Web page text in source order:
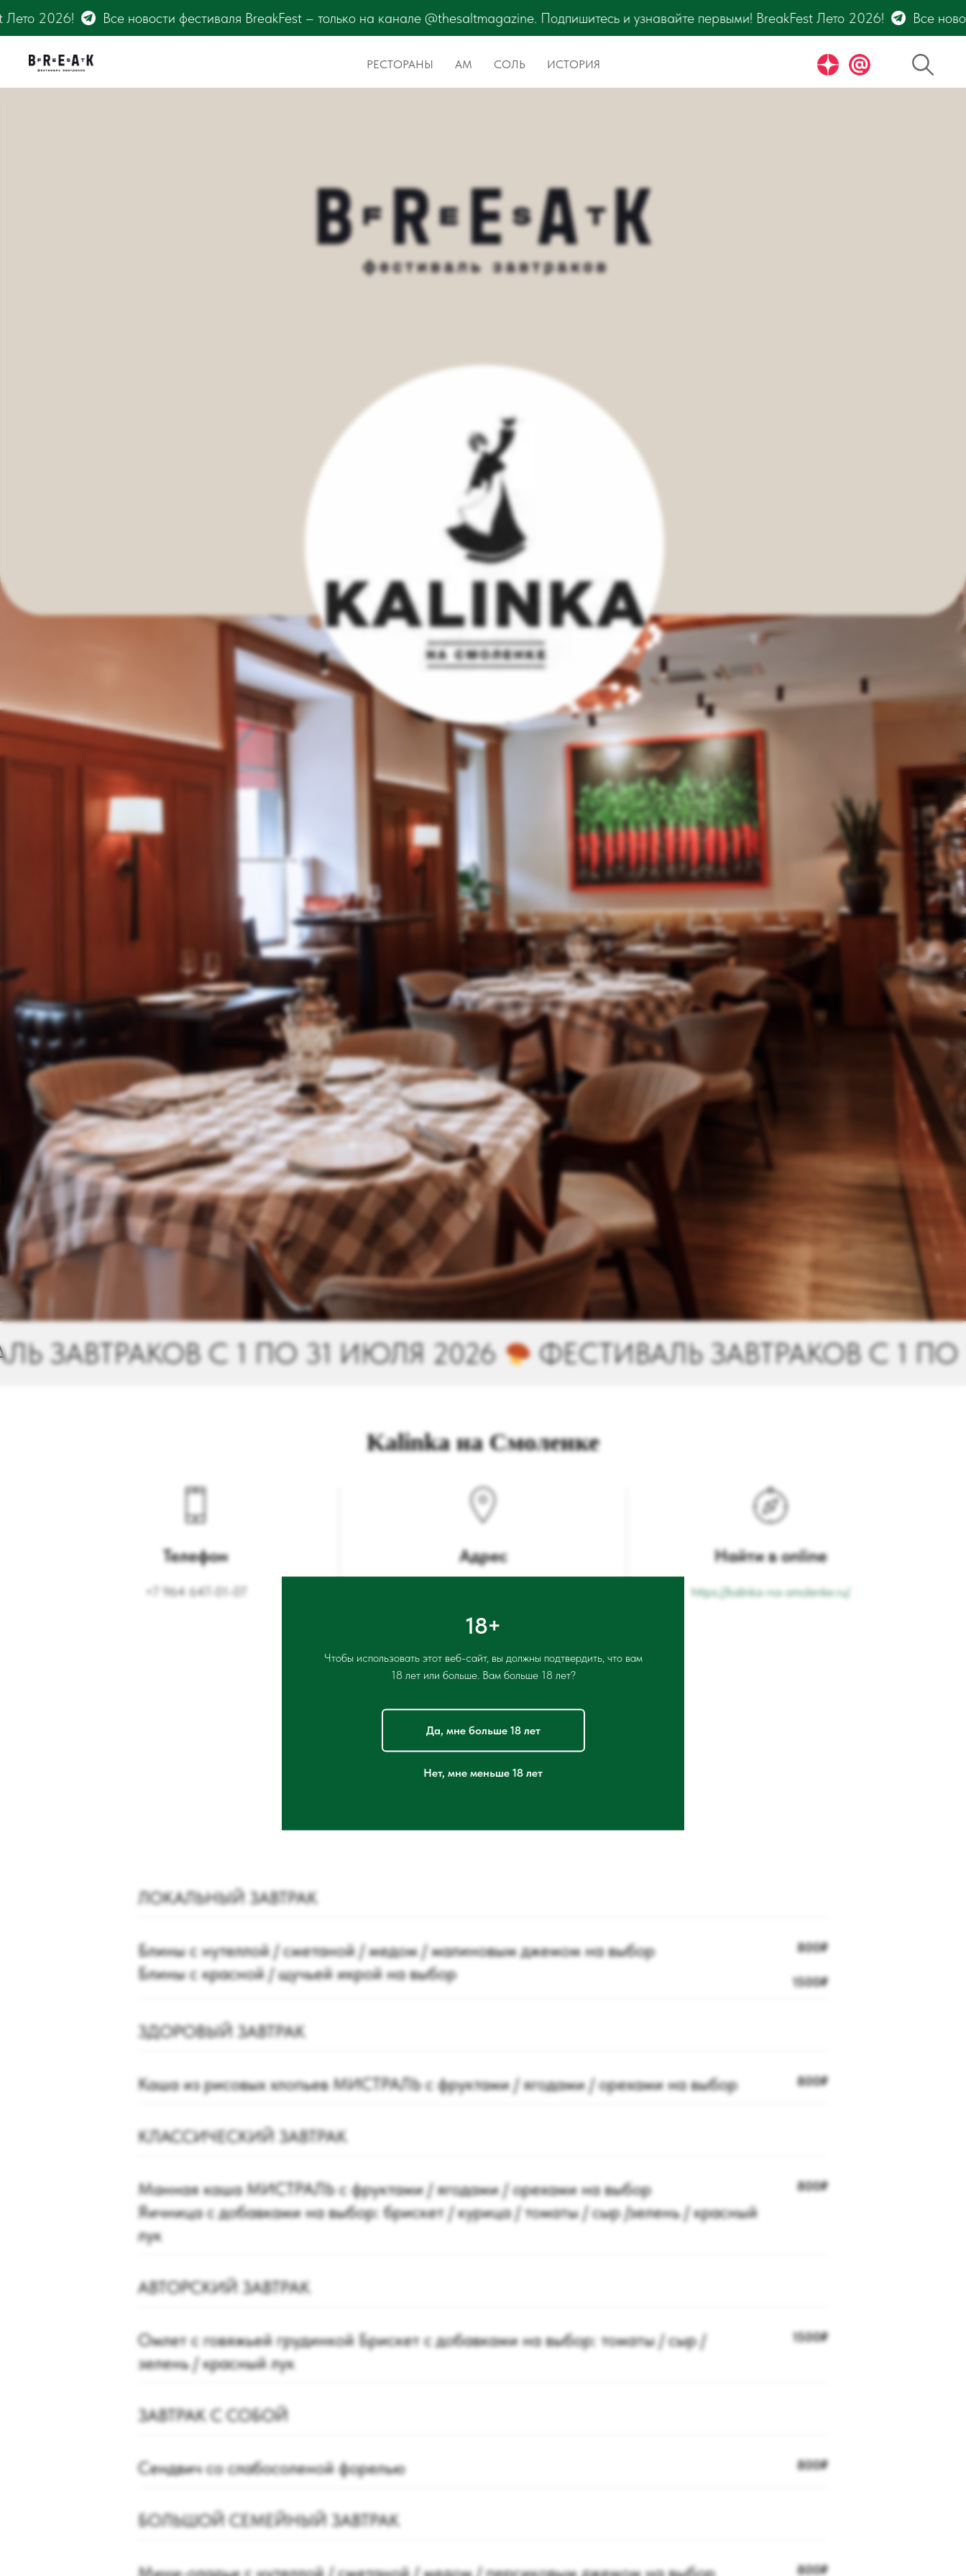
BreakFest – только на канале @thesaltmagazine. Подпишитесь и узнавайте первыми! BreakFest Лето 2026! Все новости фестиваля BreakFest –
РЕСТОРАНЫ АМ СОЛЬ ИСТОРИЯ
18+
Чтобы использовать этот веб-сайт, вы должны подтвердить, что вам
18 лет или больше. Вам больше 18 лет?
Да, мне больше 18 лет
Нет, мне меньше 18 лет
1 ПО 31 ИЮЛЯ 2026 ФЕСТИВАЛЬ ЗАВТРАКОВ С 1 ПО 31 ИЮЛЯ 2026
Kalinka на Смоленке
Телефон
+7 964 647-01-07
Адрес Найти в online
https://kalinka-na-smolenke.ru/
Режим работы фестивального меню:
с 11:00 до 13:00
ЛОКАЛЬНЫЙ ЗАВТРАК
Блины с нутеллой / сметаной / медом / малиновым джемом на выбор
Блины с красной / щучьей икрой на выбор
800₽
1500₽
ЗДОРОВЫЙ ЗАВТРАК
Каша из рисовых хлопьев МИСТРАЛЬ с фруктами / ягодами / орехами на выбор 800₽
КЛАССИЧЕСКИЙ ЗАВТРАК
Манная каша МИСТРАЛЬ с фруктами / ягодами / орехами на выбор
Яичница с добавками на выбор: брискет / курица / томаты / сыр /зелень / красный
лук
800₽
АВТОРСКИЙ ЗАВТРАК
Омлет с говяжьей грудинкой Брискет с добавками на выбор: томаты / сыр /
зелень / красный лук
1500₽
ЗАВТРАК С СОБОЙ
Сендвич со слабосоленой форелью 800₽
БОЛЬШОЙ СЕМЕЙНЫЙ ЗАВТРАК
800₽